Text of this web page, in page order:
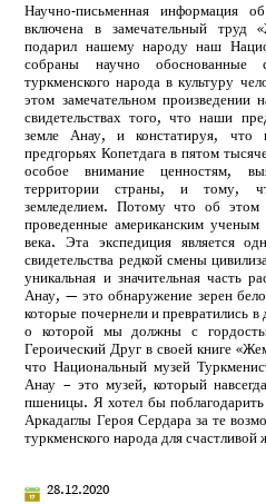
Научно-письменная информация
включена в замечательный труд
подарил нашему народу наш
собраны научно
туркменского народа в культуру
этом замечательном
свидетельствах того, что наши
земле Анау, и констатируя, что
предгорьях Копетдага в пятом
особое внимание ценностям,
территории страны, и тому,
земледелием. Потому что об этом
проведенные американским
века. Эта экспедиция является
свидетельства редкой смены
уникальная и значительная часть
Анау, — это обнаружение зерен
которые почернели и превратились
о которой мы должны с
Героический Друг в своей книге
что Национальный музей
Анау – это музей, который
пшеницы. Я хотел бы
Аркадаглы Героя Сердара за те
туркменского народа для счастливой
28.12.2020